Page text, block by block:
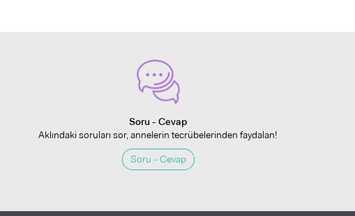
Soru - Cevap
Aklındaki soruları sor, annelerin tecrübelerinden faydalan!
Soru - Cevap